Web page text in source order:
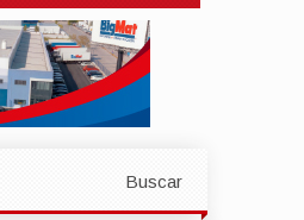
»
Buscar